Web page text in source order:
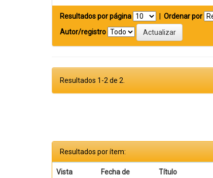
Resultados por página Ordenar por
Autor/registro
Resultados 1-2 de 2.
Resultados por ítem:
Vista Fecha de Título